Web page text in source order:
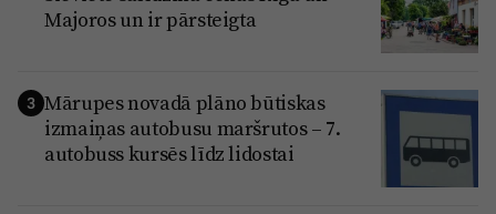
Majoros un ir pārsteigta
3 Mārupes novadā plāno būtiskas
izmaiņas autobusu maršrutos – 7.
autobuss kursēs līdz lidostai